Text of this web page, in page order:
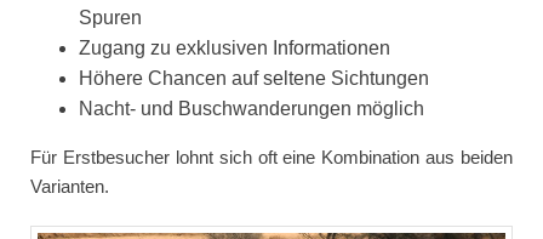
Spuren
Zugang zu exklusiven Informationen
Höhere Chancen auf seltene Sichtungen
Nacht- und Buschwanderungen möglich
Für Erstbesucher lohnt sich oft eine Kombination aus beiden
Varianten.